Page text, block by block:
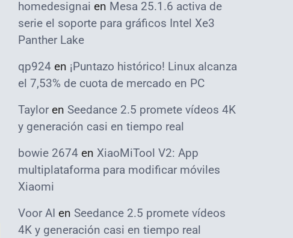
homedesignai en Mesa 25.1.6 activa de
serie el soporte para gráficos Intel Xe3
Panther Lake
qp924 en ¡Puntazo histórico! Linux alcanza
el 7,53% de cuota de mercado en PC
Taylor en Seedance 2.5 promete vídeos 4K
y generación casi en tiempo real
bowie 2674 en XiaoMiTool V2: App
multiplataforma para modificar móviles
Xiaomi
Voor AI en Seedance 2.5 promete vídeos
4K y generación casi en tiempo real